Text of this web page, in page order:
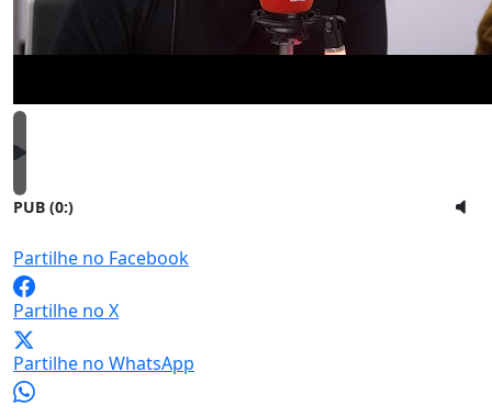
PUB (0:)
Partilhe no Facebook
Partilhe no X
Partilhe no WhatsApp